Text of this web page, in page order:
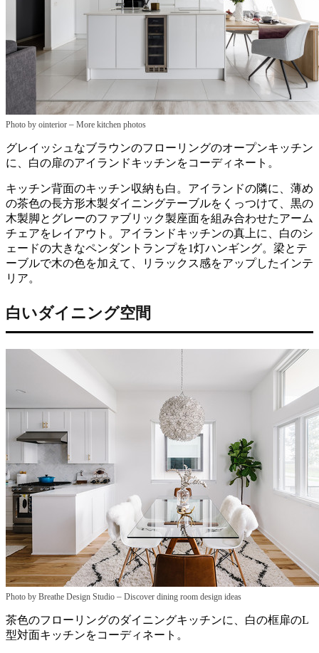
Photo by ointerior – More kitchen photos
グレイッシュなブラウンのフローリングのオープンキッチン
に、白の扉のアイランドキッチンをコーディネート。
キッチン背面のキッチン収納も白。アイランドの隣に、薄め
の茶色の長方形木製ダイニングテーブルをくっつけて、黒の
木製脚とグレーのファブリック製座面を組み合わせたアーム
チェアをレイアウト。アイランドキッチンの真上に、白のシ
ェードの大きなペンダントランプを1灯ハンギング。梁とテ
ーブルで木の色を加えて、リラックス感をアップしたインテ
リア。
白いダイニング空間
Photo by Breathe Design Studio – Discover dining room design ideas
茶色のフローリングのダイニングキッチンに、白の框扉のL
型対面キッチンをコーディネート。